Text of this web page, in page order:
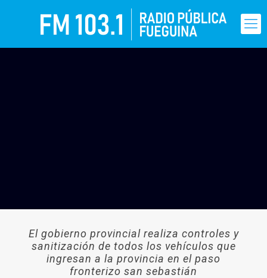
El gobierno provincial realiza controles y
sanitización de todos los vehículos que
ingresan a la provincia en el paso
fronterizo san sebastián